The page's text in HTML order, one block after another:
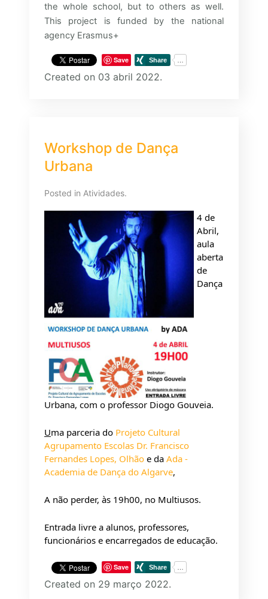
the whole school, but to others as well.
This project is funded by the national
agency Erasmus+
Save
Created on 03 abril 2022.
Workshop de Dança
Urbana
Posted in Atividades.
4 de
Abril,
aula
aberta
de
Dança
Urbana, com o professor Diogo Gouveia.
Uma parceria do Projeto Cultural
Agrupamento Escolas Dr. Francisco
Fernandes Lopes, Olhão e da Ada -
Academia de Dança do Algarve,
A não perder, às 19h00, no Multiusos.
Entrada livre a alunos, professores,
funcionários e encarregados de educação.
Save
Created on 29 março 2022.